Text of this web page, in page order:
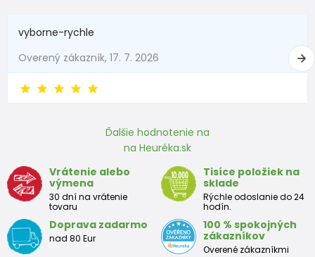
vyborne-rychle
Overený zákazník, 17. 7. 2026
Ďalšie hodnotenie na
na Heuréka.sk
Vrátenie alebo
výmena
30 dní na vrátenie
tovaru
Tisíce položiek na
sklade
Rýchle odoslanie do 24
hodín.
Doprava zadarmo
nad 80 Eur
100 % spokojných
zákazníkov
Overené zákazníkmi